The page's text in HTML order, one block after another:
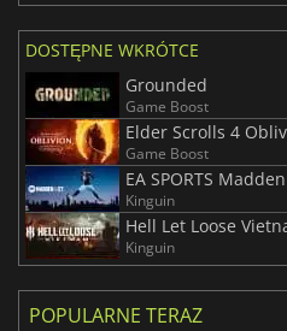
DOSTĘPNE WKRÓTCE
Grounded
Game Boost
Elder Scrolls 4
Game Boost
EA SPORTS
Kinguin
Hell Let Loose
Kinguin
POPULARNE TERAZ